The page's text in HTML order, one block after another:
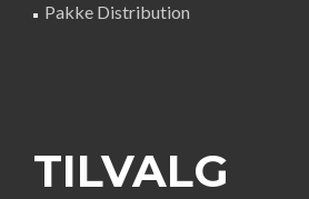
Pakke Distribution
TILVALG